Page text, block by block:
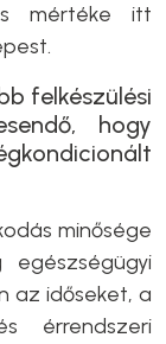
mértéke itt
felkészülési
hogy
minősége
az időseket, a
érrendszeri